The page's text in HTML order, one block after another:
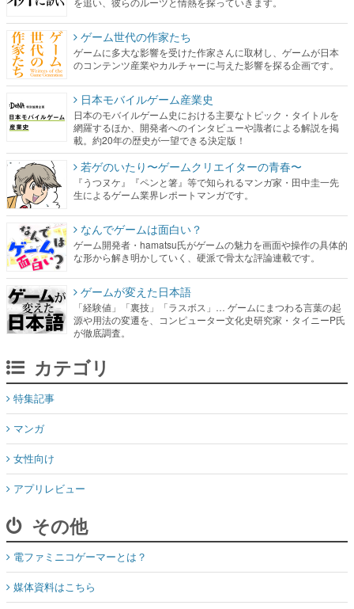
ゲーム世代の作家たち
ゲームに多大な影響を受けた作家さんに取材し、ゲームが日本
のコンテンツ産業やカルチャーに与えた影響を探る企画です。
日本モバイルゲーム産業史
日本のモバイルゲーム史における主要なトピック・タイトルを
網羅するほか、開発者へのインタビューや識者による解説を掲
載。約20年の歴史が一望できる決定版！
若ゲのいたり〜ゲームクリエイターの青春〜
『うつヌケ』『ペンと箸』等で知られるマンガ家・田中圭一先
生によるゲーム業界レポートマンガです。
なんでゲームは面白い？
ゲーム開発者・hamatsu氏がゲームの魅力を画面や操作の具体的
な形から解き明かしていく、硬派で骨太な評論連載です。
ゲームが変えた日本語
「経験値」「裏技」「ラスボス」… ゲームにまつわる言葉の起
源や用法の変遷を、コンピューター文化史研究家・タイニーP氏
が徹底調査。
カテゴリ
特集記事
マンガ
女性向け
アプリレビュー
その他
電ファミニコゲーマーとは？
媒体資料はこちら